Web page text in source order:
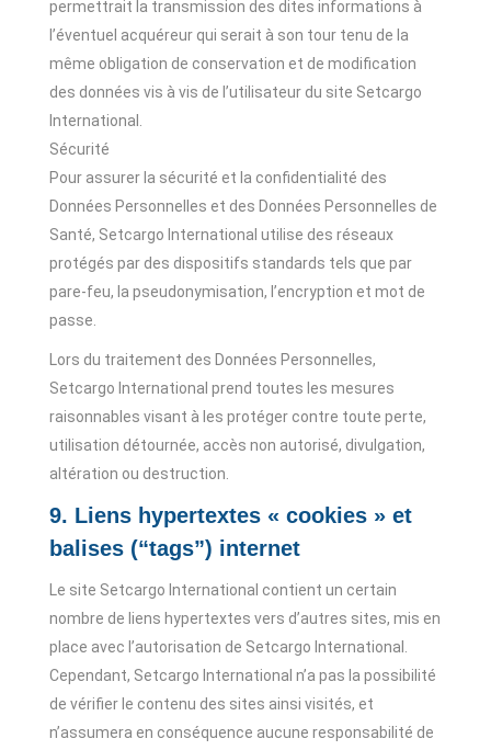
permettrait la transmission des dites informations à
l’éventuel acquéreur qui serait à son tour tenu de la
même obligation de conservation et de modification
des données vis à vis de l’utilisateur du site Setcargo
International.
Sécurité
Pour assurer la sécurité et la confidentialité des
Données Personnelles et des Données Personnelles de
Santé, Setcargo International utilise des réseaux
protégés par des dispositifs standards tels que par
pare-feu, la pseudonymisation, l’encryption et mot de
passe.
Lors du traitement des Données Personnelles,
Setcargo International prend toutes les mesures
raisonnables visant à les protéger contre toute perte,
utilisation détournée, accès non autorisé, divulgation,
altération ou destruction.
9. Liens hypertextes « cookies » et
balises (“tags”) internet
Le site Setcargo International contient un certain
nombre de liens hypertextes vers d’autres sites, mis en
place avec l’autorisation de Setcargo International.
Cependant, Setcargo International n’a pas la possibilité
de vérifier le contenu des sites ainsi visités, et
n’assumera en conséquence aucune responsabilité de